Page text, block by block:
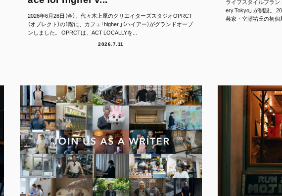
2026年6月26日（金）、代々木上原のクリエイターズスタジオOPRCT
（オプレクト）の1階に、カフェ「higher.」（ハイアー）がグランドオープ
ンしました。 OPRCTは、ACT LOCALLYを...
2026.7.11
ライフスタイルブラン
ery Tokyo」 が開設。
芸家・室瀬祐氏の初